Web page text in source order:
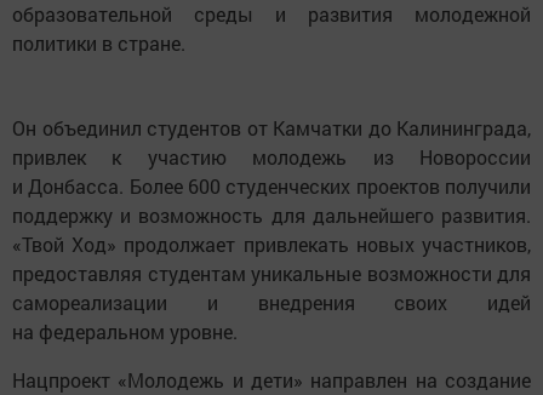
образовательной среды и развития молодежной
политики в стране.
Он объединил студентов от Камчатки до Калининграда,
привлек к участию молодежь из Новороссии
и Донбасса. Более 600 студенческих проектов получили
поддержку и возможность для дальнейшего развития.
«Твой Ход» продолжает привлекать новых участников,
предоставляя студентам уникальные возможности для
самореализации и внедрения своих идей
на федеральном уровне.
Нацпроект «Молодежь и дети» направлен на создание